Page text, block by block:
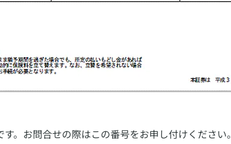
。お問合せの際はこの番号をお申し付けください。